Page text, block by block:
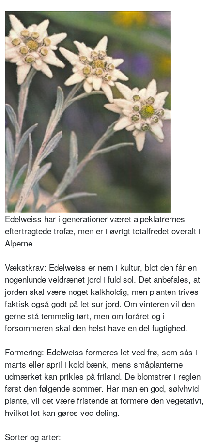
Edelweiss har i generationer været alpeklatrernes
eftertragtede trofæ, men er i øvrigt totalfredet overalt i
Alperne.
Vækstkrav: Edelweiss er nem i kultur, blot den får en
nogenlunde veldrænet jord i fuld sol. Det anbefales, at
jorden skal være noget kalkholdig, men plan­ten trives
faktisk også godt på let sur jord. Om vinteren vil den
gerne stå temmelig tørt, men om foråret og i
forsommeren skal den helst have en del fugtighed.
Formering: Edelweiss formeres let ved frø, som sås i
marts eller april i kold bænk, mens småplanterne
udmærket kan prikles på friland. De blomstrer i reglen
først den følgende sommer. Har man en god, sølvhvid
plante, vil det være fristende at formere den vegeta­tivt,
hvilket let kan gøres ved deling.
Sorter og arter: